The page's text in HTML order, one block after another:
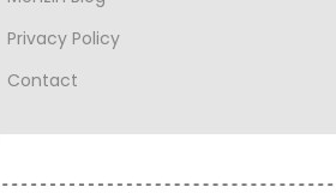
Privacy Policy
Contact